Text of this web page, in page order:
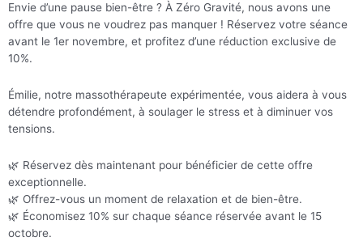
Envie d’une pause bien-être ? À Zéro Gravité, nous avons une
offre que vous ne voudrez pas manquer ! Réservez votre séance
avant le 1er novembre, et profitez d’une réduction exclusive de
10%.
Émilie, notre massothérapeute expérimentée, vous aidera à vous
détendre profondément, à soulager le stress et à diminuer vos
tensions.
🌿 Réservez dès maintenant pour bénéficier de cette offre
exceptionnelle.
🌿 Offrez-vous un moment de relaxation et de bien-être.
🌿 Économisez 10% sur chaque séance réservée avant le 15
octobre.